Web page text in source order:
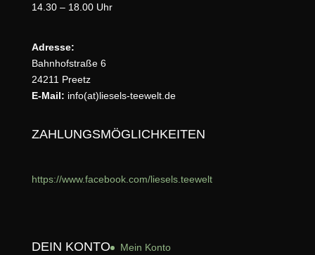
14.30 – 18.00 Uhr
Adresse:
Bahnhofstraße 6
24211 Preetz
E-Mail: info(at)liesels-teewelt.de
ZAHLUNGSMÖGLICHKEITEN
https://www.facebook.com/liesels.teewelt
DEIN KONTO
Mein Konto